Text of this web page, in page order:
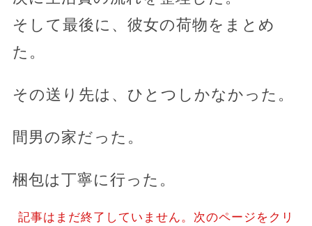
そして最後に、彼女の荷物をまとめ
た。
その送り先は、ひとつしかなかった。
間男の家だった。
梱包は丁寧に行った。
記事はまだ終了していません。次のページをクリ